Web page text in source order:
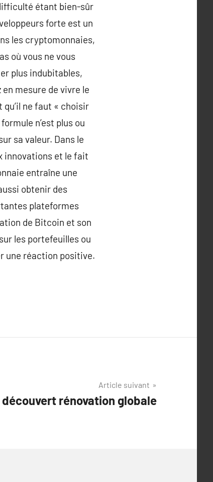
étant bien-sûr
forte est un
les cryptomonnaies,
où vous ne vous
plus indubitables,
en mesure de vivre le
ne faut « choisir
n’est plus ou
sa valeur. Dans le
innovations et le fait
entraîne une
obtenir des
plateformes
de Bitcoin et son
les portefeuilles ou
une réaction positive.
Article suivant
découvert rénovation globale